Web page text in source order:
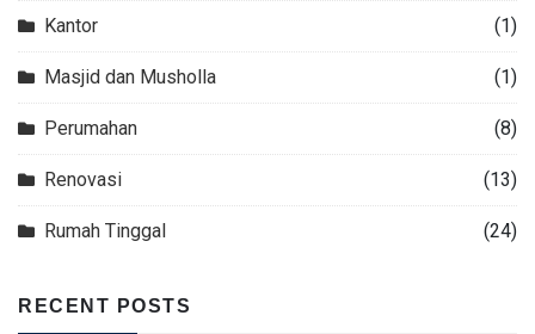
Kantor (1)
Masjid dan Musholla (1)
Perumahan (8)
Renovasi (13)
Rumah Tinggal (24)
RECENT POSTS